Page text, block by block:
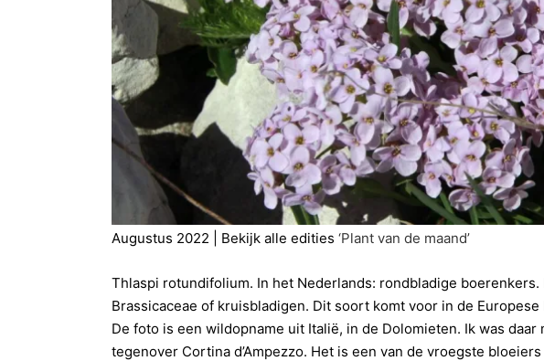
Augustus 2022 | Bekijk alle edities ‘Plant van de maand’
Thlaspi rotundifolium. In het Nederlands: rondbladige
Brassicaceae of kruisbladigen. Dit soort komt voor in de
De foto is een wildopname uit Italië, in de Dolomieten. Ik was daar
tegenover Cortina d’Ampezzo. Het is een van de vroegste